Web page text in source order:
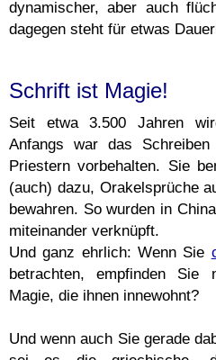
dynamischer, aber auch
dagegen steht für etwas
Schrift ist Magie!
Seit etwa 3.500 Jahren
Anfangs war das
Priestern vorbehalten. Sie
(auch) dazu, Orakelsprüche
bewahren. So wurden in
miteinander verknüpft.
Und ganz ehrlich: Wenn Sie
betrachten, empfinden
Magie, die ihnen innewohnt?
Und wenn auch Sie gerade